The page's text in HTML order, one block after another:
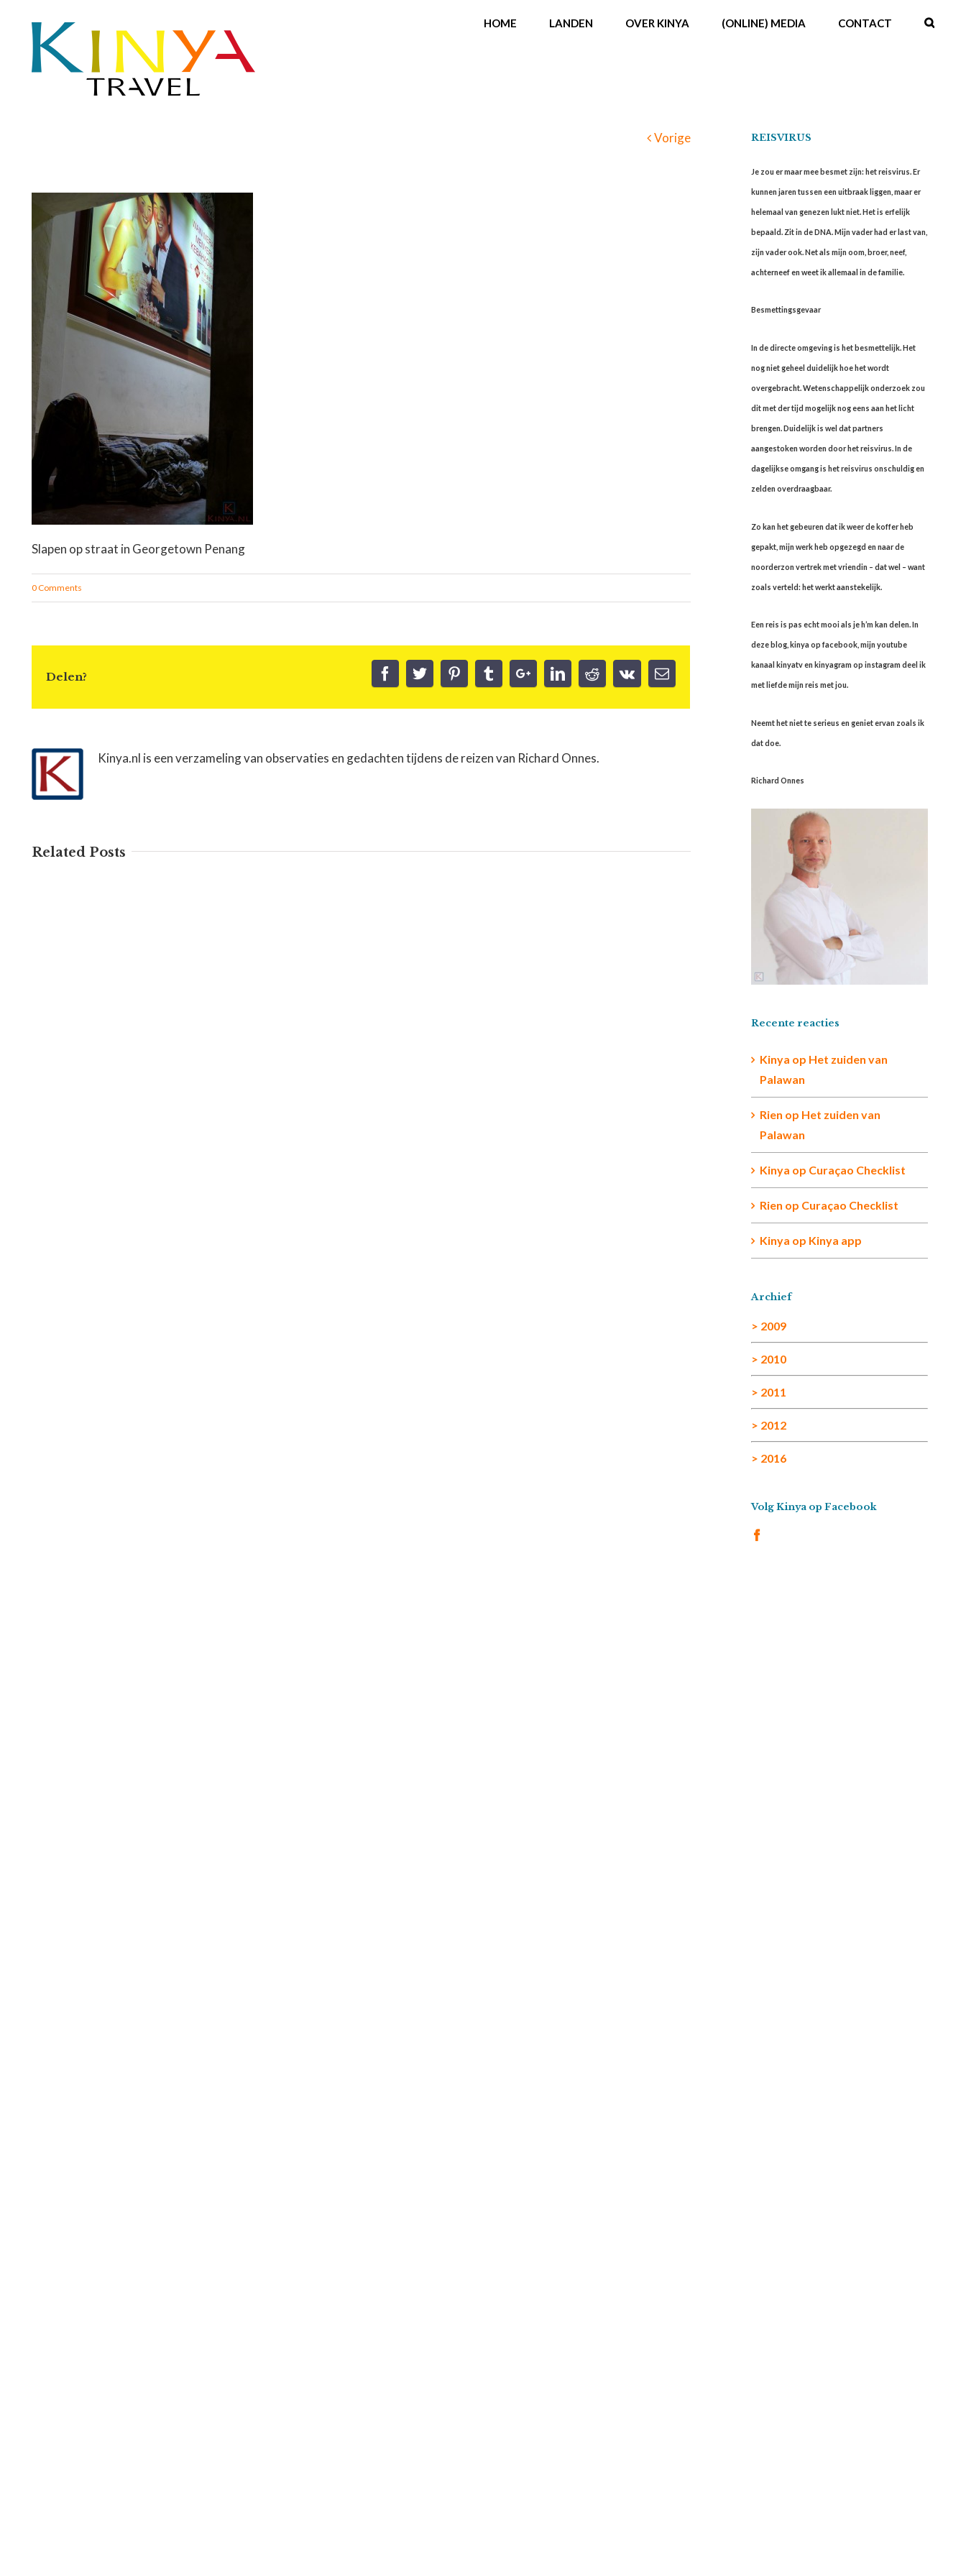
HOME LANDEN OVER KINYA (ONLINE) MEDIA CONTACT
Vorige
Slapen op straat in Georgetown Penang
0 Comments
Delen?
Kinya.nl is een verzameling van observaties en gedachten tijdens de reizen van Richard Onnes.
Related Posts
REISVIRUS
Je zou er maar mee besmet zijn: het reisvirus. Er
kunnen jaren tussen een uitbraak liggen, maar er
helemaal van genezen lukt niet. Het is erfelijk
bepaald. Zit in de DNA. Mijn vader had er last van,
zijn vader ook. Net als mijn oom, broer, neef,
achterneef en weet ik allemaal in de familie.
Besmettingsgevaar
In de directe omgeving is het besmettelijk. Het
nog niet geheel duidelijk hoe het wordt
overgebracht. Wetenschappelijk onderzoek zou
dit met der tijd mogelijk nog eens aan het licht
brengen. Duidelijk is wel dat partners
aangestoken worden door het reisvirus. In de
dagelijkse omgang is het reisvirus onschuldig en
zelden overdraagbaar.
Zo kan het gebeuren dat ik weer de koffer heb
gepakt, mijn werk heb opgezegd en naar de
noorderzon vertrek met vriendin – dat wel – want
zoals verteld: het werkt aanstekelijk.
Een reis is pas echt mooi als je h’m kan delen. In
deze blog, kinya op facebook, mijn youtube
kanaal kinyatv en kinyagram op instagram deel ik
met liefde mijn reis met jou.
Neemt het niet te serieus en geniet ervan zoals ik
dat doe.
Richard Onnes
Recente reacties
Kinya op Het zuiden van
Palawan
Rien op Het zuiden van
Palawan
Kinya op Curaçao Checklist
Rien op Curaçao Checklist
Kinya op Kinya app
Archief
> 2009
> 2010
> 2011
> 2012
> 2016
Volg Kinya op Facebook